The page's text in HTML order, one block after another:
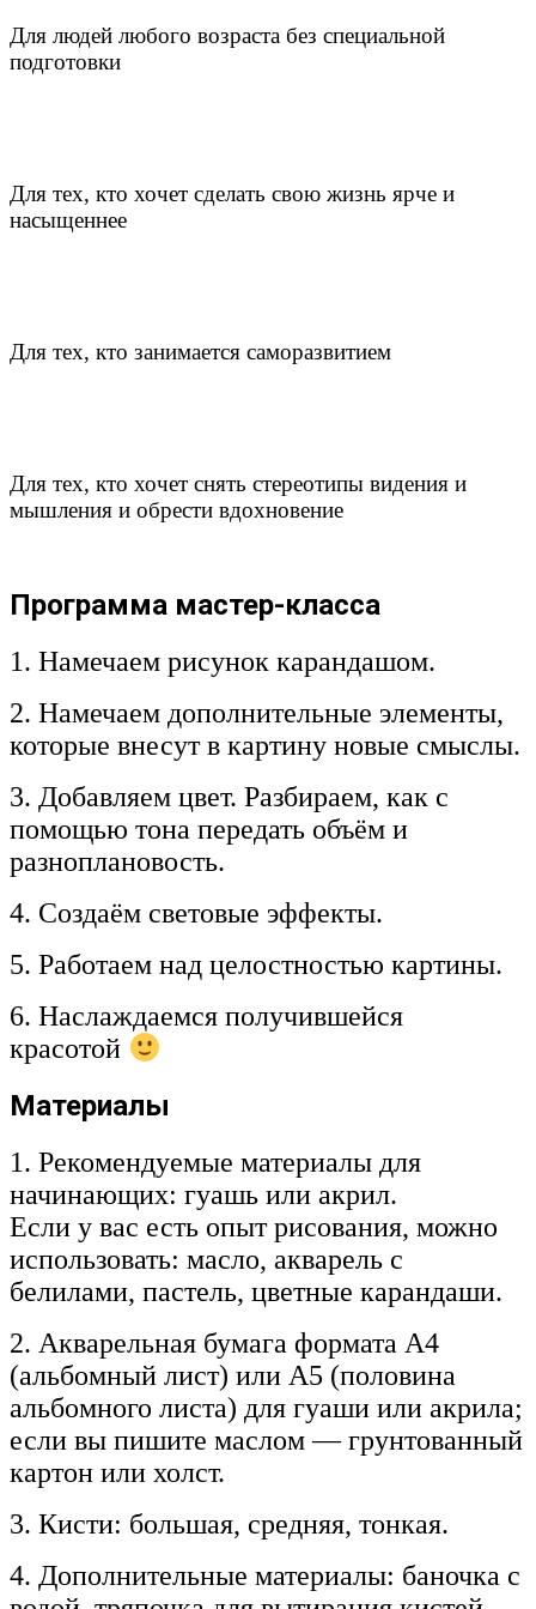
Для людей любого возраста без специальной
подготовки
Для тех, кто хочет сделать свою жизнь ярче и
насыщеннее
Для тех, кто занимается саморазвитием
Для тех, кто хочет снять стереотипы видения и
мышления и обрести вдохновение
Программа мастер-класса
1. Намечаем рисунок карандашом.
2. Намечаем дополнительные элементы,
которые внесут в картину новые смыслы.
3. Добавляем цвет. Разбираем, как с
помощью тона передать объём и
разноплановость.
4. Создаём световые эффекты.
5. Работаем над целостностью картины.
6. Наслаждаемся получившейся
красотой
Материалы
1. Рекомендуемые материалы для
начинающих: гуашь или акрил.
Если у вас есть опыт рисования, можно
использовать: масло, акварель с
белилами, пастель, цветные карандаши.
2. Акварельная бумага формата А4
(альбомный лист) или А5 (половина
альбомного листа) для гуаши или акрила;
если вы пишите маслом — грунтованный
картон или холст.
3. Кисти: большая, средняя, тонкая.
4. Дополнительные материалы: баночка с